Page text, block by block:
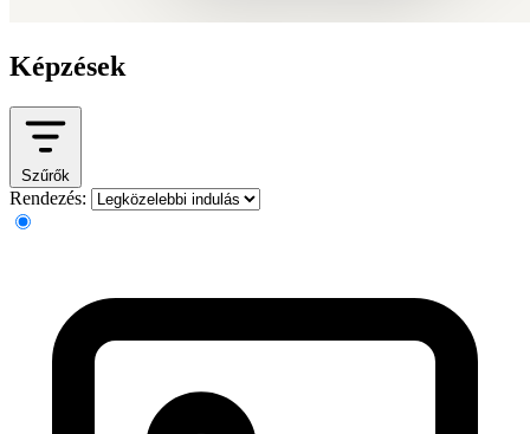
Képzések
Szűrők
Rendezés: